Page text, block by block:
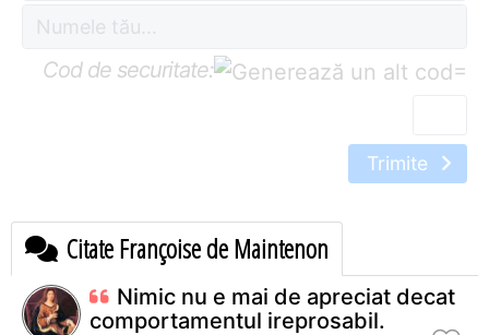
Cod de securitate: =
Trimite
Citate Françoise de Maintenon
Nimic nu e mai de apreciat decat
comportamentul ireprosabil.